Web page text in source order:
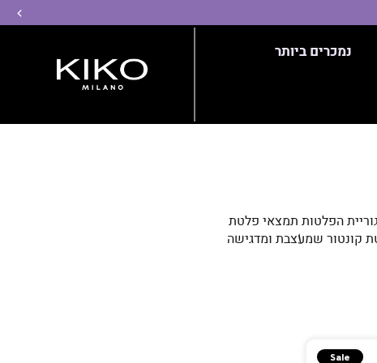
נמכרים ביותר
הפלטות תמצאי פלטת
קונטור שמעצבת ומדגישה
Sale